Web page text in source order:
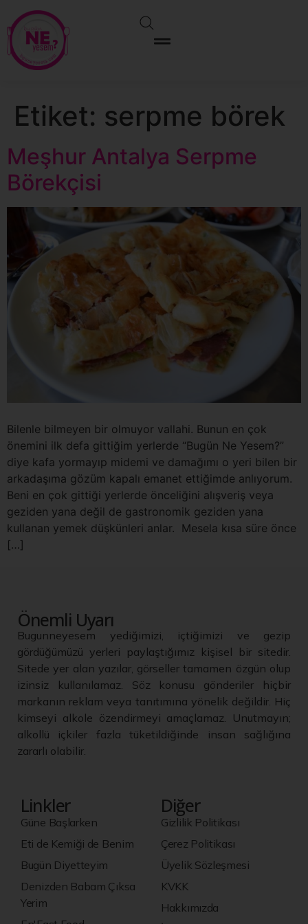
Etiket: serpme börek
Meşhur Antalya Serpme
Börekçisi
Bilenle bilmeyen bir olmuyor vallahi. Bunun en çok
önemini ilk defa gittiğim yerlerde “Bugün Ne Yesem?”
diye kafa yormayıp midemi ve damağımı o yeri bilen bir
arkadaşıma gözüm kapalı emanet ettiğimde anlıyorum.
Beni en çok gittiği yerlerde önceliğini alışveriş veya
geziden yana değil de gastronomik geziden yana
kullanan yemek düşkünleri anlar. Mesela kısa süre önce
[…]
Önemli Uyarı
Bugunneyesem yediğimizi, içtiğimizi ve gezip
gördüğümüzü yerleri paylaştığımız kişisel bir sitedir.
Sitede yer alan yazılar, görseller tamamen özgün olup
izinsiz kullanılamaz. Söz konusu gönderiler hiçbir
markanın reklam veya tanıtımına yönelik değildir. Hiç
kimseyi alkole özendirmeyi amaçlamaz. Unutmayın;
alkollü içkiler fazla tüketildiğinde insan sağlığına
zararlı olabilir.
Linkler
Güne Başlarken
Eti de Kemiği de Benim
Bugün Diyetteyim
Denizden Babam Çıksa
Yerim
Diğer
Gizlilik Politikası
Çerez Politikası
Üyelik Sözleşmesi
KVKK
Hakkımızda